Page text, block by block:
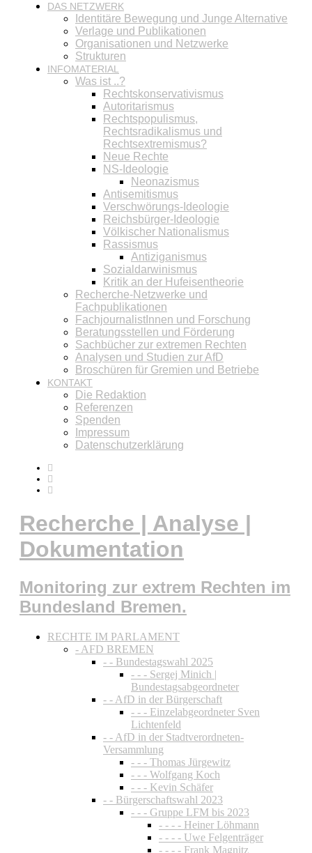
DAS NETZWERK
Identitäre Bewegung und Junge Alternative
Verlage und Publikationen
Organisationen und Netzwerke
Strukturen
INFOMATERIAL
Was ist ..?
Rechtskonservativismus
Autoritarismus
Rechtspopulismus,
Rechtsradikalismus und
Rechtsextremismus?
Neue Rechte
NS-Ideologie
Neonazismus
Antisemitismus
Verschwörungs-Ideologie
Reichsbürger-Ideologie
Völkischer Nationalismus
Rassismus
Antiziganismus
Sozialdarwinismus
Kritik an der Hufeisentheorie
Recherche-Netzwerke und
Fachpublikationen
FachjournalistInnen und Forschung
Beratungsstellen und Förderung
Sachbücher zur extremen Rechten
Analysen und Studien zur AfD
Broschüren für Gremien und Betriebe
KONTAKT
Die Redaktion
Referenzen
Spenden
Impressum
Datenschutzerklärung
Recherche | Analyse |
Dokumentation
Monitoring zur extrem Rechten im
Bundesland Bremen.
RECHTE IM PARLAMENT
- AFD BREMEN
- - Bundestagswahl 2025
- - - Sergej Minich |
Bundestagsabgeordneter
- - AfD in der Bürgerschaft
- - - Einzelabgeordneter Sven
Lichtenfeld
- - AfD in der Stadtverordneten-
Versammlung
- - - Thomas Jürgewitz
- - - Wolfgang Koch
- - - Kevin Schäfer
- - Bürgerschaftswahl 2023
- - - Gruppe LFM bis 2023
- - - - Heiner Löhmann
- - - - Uwe Felgenträger
- - - - Frank Magnitz